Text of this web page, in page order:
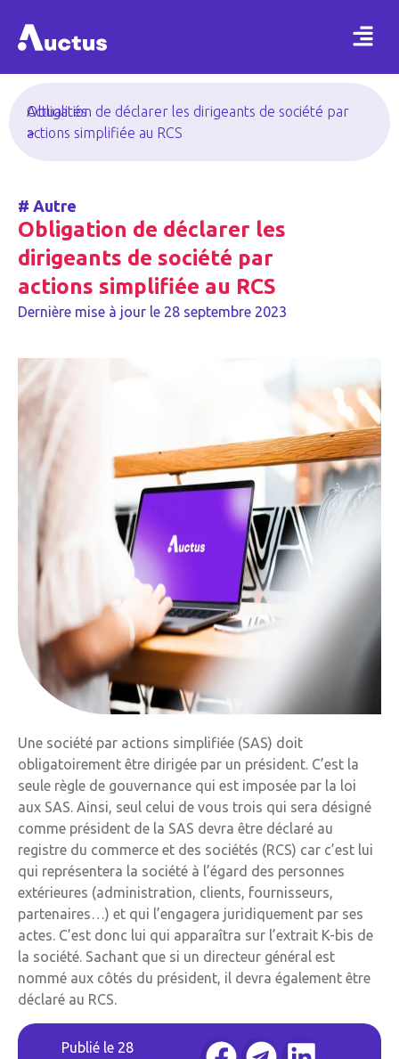
Actualités
>
Obligation de déclarer les dirigeants de société par
actions simplifiée au RCS
# Autre
Obligation de déclarer les
dirigeants de société par
actions simplifiée au RCS
Dernière mise à jour le 28 septembre 2023
Une société par actions simplifiée (SAS) doit
obligatoirement être dirigée par un président. C’est la
seule règle de gouvernance qui est imposée par la loi
aux SAS. Ainsi, seul celui de vous trois qui sera désigné
comme président de la SAS devra être déclaré au
registre du commerce et des sociétés (RCS) car c’est lui
qui représentera la société à l’égard des personnes
extérieures (administration, clients, fournisseurs,
partenaires…) et qui l’engagera juridiquement par ses
actes. C’est donc lui qui apparaîtra sur l’extrait K-bis de
la société. Sachant que si un directeur général est
nommé aux côtés du président, il devra également être
déclaré au RCS.
Publié le 28